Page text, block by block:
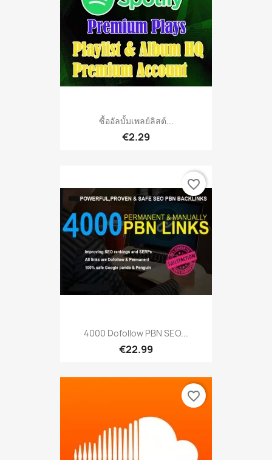
ซื้ออัลบั้มเพลย์ลิสต์...
€2.29
4000 Dofollow PBN SEO...
€22.99
favorite_border
favorite_border